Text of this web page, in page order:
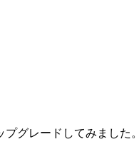
グレードしてみました